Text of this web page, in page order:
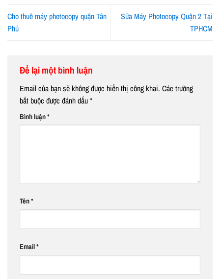
Cho thuê máy photocopy quận Tân
Phú
Sửa Máy Photocopy Quận 2 Tại
TPHCM
Để lại một bình luận
Email của bạn sẽ không được hiển thị công khai. Các trường
bắt buộc được đánh dấu*
Bình luận*
Tên*
Email*